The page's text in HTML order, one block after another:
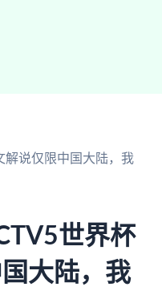
解说仅限中国大陆，我
世界杯
大陆，我